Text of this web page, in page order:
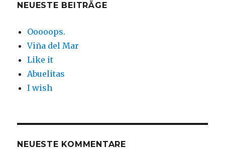
NEUESTE BEITRÄGE
Ooooops.
Viña del Mar
Like it
Abuelitas
I wish
NEUESTE KOMMENTARE